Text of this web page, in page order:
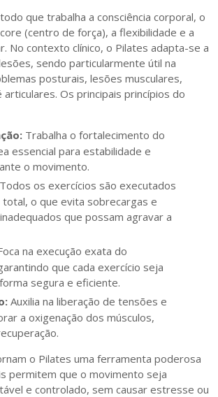
que trabalha a consciência corporal, o
(centro de força), a flexibilidade e a
No contexto clínico, o Pilates adapta-se a
sendo particularmente útil na
posturais, lesões musculares,
Os principais princípios do
Trabalha o fortalecimento do
essencial para estabilidade e
o movimento.
Todos os exercícios são executados
o que evita sobrecargas e
que possam agravar a
na execução exata do
que cada exercício seja
segura e eficiente.
Auxilia na liberação de tensões e
a oxigenação dos músculos,
o Pilates uma ferramenta poderosa
permitem que o movimento seja
e controlado, sem causar estresse ou